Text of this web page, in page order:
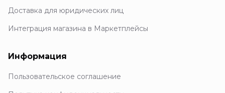
Доставка для юридических лиц
Интеграция магазина в Маркетплейсы
Информация
Пользовательское соглашение